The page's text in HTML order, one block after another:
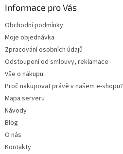
Informace pro Vás
Obchodní podmínky
Moje objednávka
Zpracování osobních údajů
Odstoupení od smlouvy, reklamace
Vše o nákupu
Proč nakupovat právě v našem e-shopu?
Mapa serveru
Návody
Blog
O nás
Kontakty